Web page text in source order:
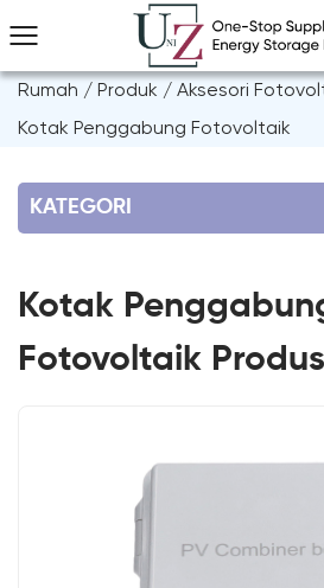
Rumah / Produk / Aksesori
Kotak Penggabung Fotovoltaik
KATEGORI
Kotak
Fotovoltaik